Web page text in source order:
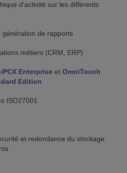
d'activité sur les différents
génération de rapports
métiers (CRM, ERP)
Enterprise et OmniTouch
Edition
ISO27001
et redondance du stockage